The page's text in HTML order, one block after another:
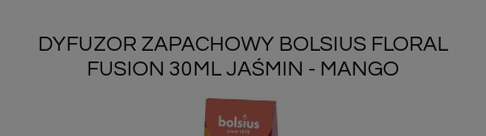
DYFUZOR ZAPACHOWY BOLSIUS FLORAL
FUSION 30ML JAŚMIN - MANGO